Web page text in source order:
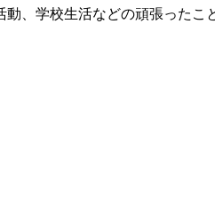
、学校生活などの頑張ったこ